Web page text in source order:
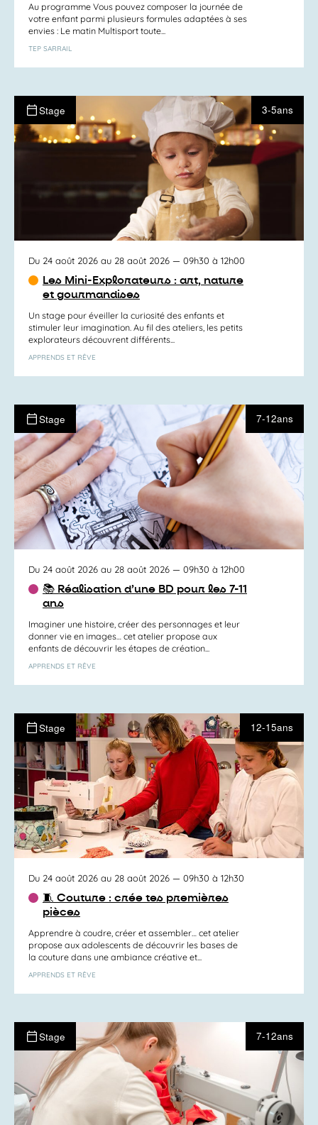
Au programme Vous pouvez composer la journée de
votre enfant parmi plusieurs formules adaptées à ses
envies : Le matin Multisport toute...
TEP SARRAIL
Stage 3-5ans
Du 24 août 2026 au 28 août 2026 — 09h30 à 12h00
Les Mini-Explorateurs : art, nature
et gourmandises
Un stage pour éveiller la curiosité des enfants et
stimuler leur imagination. Au fil des ateliers, les petits
explorateurs découvrent différents...
APPRENDS ET RÊVE
Stage 7-12ans
Du 24 août 2026 au 28 août 2026 — 09h30 à 12h00
📚 Réalisation d’une BD pour les 7-11
ans
Imaginer une histoire, créer des personnages et leur
donner vie en images… cet atelier propose aux
enfants de découvrir les étapes de création...
APPRENDS ET RÊVE
Stage 12-15ans
Du 24 août 2026 au 28 août 2026 — 09h30 à 12h30
🧵 Couture : crée tes premières
pièces
Apprendre à coudre, créer et assembler… cet atelier
propose aux adolescents de découvrir les bases de
la couture dans une ambiance créative et...
APPRENDS ET RÊVE
Stage 7-12ans